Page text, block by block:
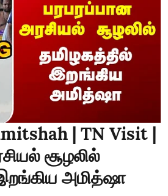
| TN Visit |
சூழலில்
அமித்ஷா